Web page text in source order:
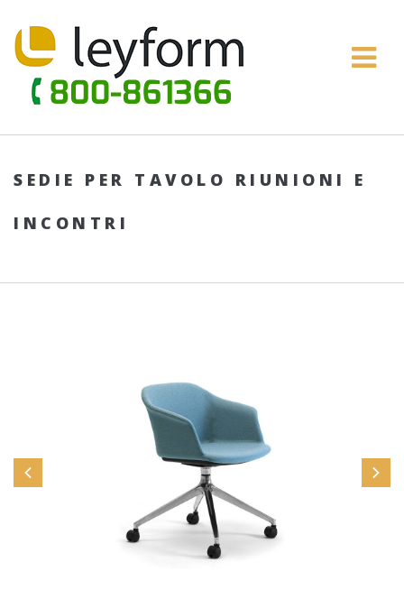
SEDIE PER TAVOLO RIUNIONI E
INCONTRI